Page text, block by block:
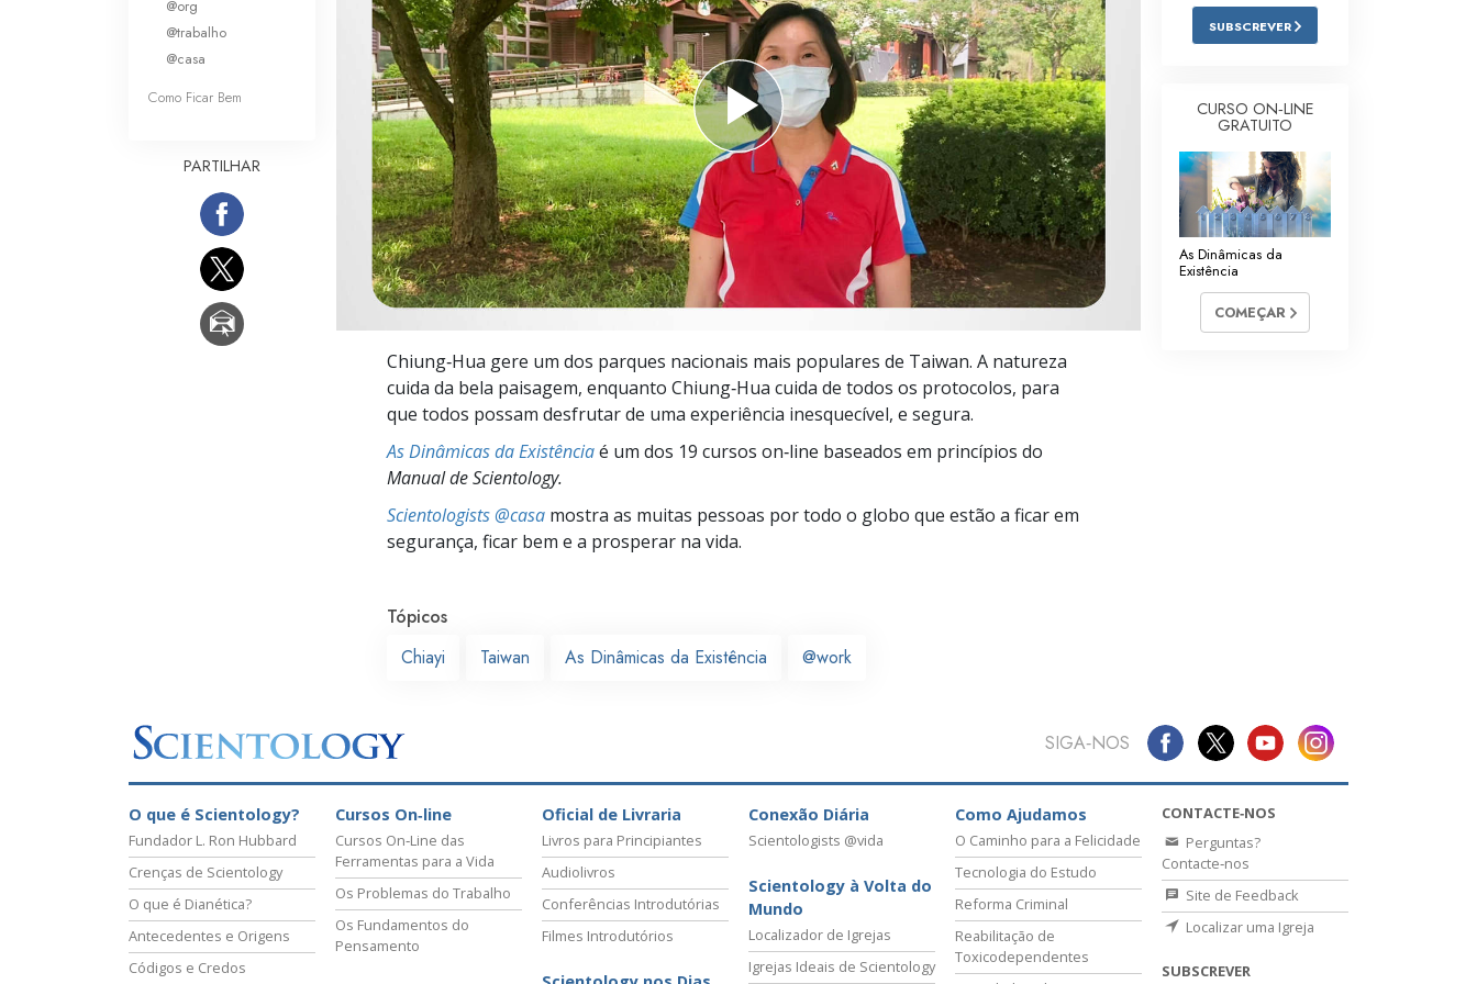
O que é a Grandeza?
Respostas às Drogas
Crianças
Ferramentas para o Local do Trabalho
Ética e as Condições
A Causa da Supressão
Investigações
Bases da Organização
Fundamentos das Relações Públicas
Chiung‑Hua gere um dos parques nacionais mais populares de Taiwan. A natureza
cuida da bela paisagem, enquanto Chiung‑Hua cuida de todos os protocolos, para
que todos possam desfrutar de uma experiência inesquecível, e segura.
As Dinâmicas da Existênciaé um dos 19 cursos on‑line baseados em princípios do
Manual de Scientology.
Scientologists @casa mostra as muitas pessoas por todo o globo que estão a ficar em
segurança, ficar bem e a prosperar na vida.
Tópicos
Chiayi
Taiwan As Dinâmicas da Existência @work
@org
@trabalho
@casa
Como Ficar Bem
PARTILHAR
SUBSCREVER
CURSO ON‑LINE
GRATUITO
As Dinâmicas da
Existência
COMEÇAR
SIGA‑NOS
O que é Scientology?
Fundador L. Ron Hubbard
Crenças de Scientology
O que é Dianética?
Antecedentes e Origens
Códigos e Credos
Cursos On‑line
Cursos On‑Line das
Ferramentas para a Vida
Os Problemas do Trabalho
Os Fundamentos do
Pensamento
Oficial de Livraria
Livros para Principiantes
Audiolivros
Conferências Introdutórias
Filmes Introdutórios
Conexão Diária
Scientologists @vida
Scientology à Volta do
Mundo
Localizador de Igrejas
Igrejas Ideais de Scientology
Como Ajudamos
O Caminho para a Felicidade
Tecnologia do Estudo
Reforma Criminal
Reabilitação de
Toxicodependentes
CONTACTE‑NOS
Perguntas?
Contacte‑nos
Site de Feedback
Localizar uma Igreja
SUBSCREVER